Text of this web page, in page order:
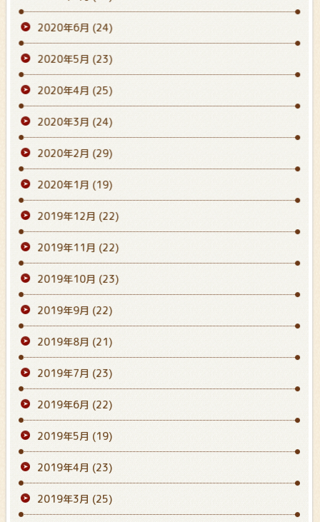
2020年6月 (24)
2020年5月 (23)
2020年4月 (25)
2020年3月 (24)
2020年2月 (29)
2020年1月 (19)
2019年12月 (22)
2019年11月 (22)
2019年10月 (23)
2019年9月 (22)
2019年8月 (21)
2019年7月 (23)
2019年6月 (22)
2019年5月 (19)
2019年4月 (23)
2019年3月 (25)